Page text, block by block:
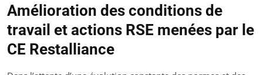
Amélioration des conditions de
travail et actions RSE menées par le
CE Restalliance